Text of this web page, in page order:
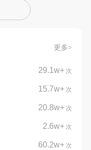
更多>
29.1w+ 次
15.7w+ 次
20.8w+ 次
2.6w+ 次
60.2w+ 次